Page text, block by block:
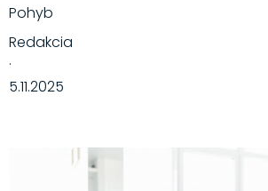
Pohyb
Redakcia
·
5.11.2025